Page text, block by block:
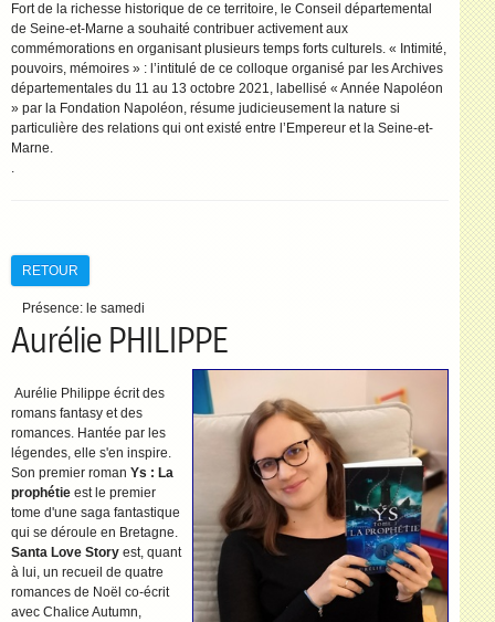
Fort de la richesse historique de ce territoire, le Conseil départemental
de Seine-et-Marne a souhaité contribuer activement aux
commémorations en organisant plusieurs temps forts culturels. « Intimité,
pouvoirs, mémoires » : l’intitulé de ce colloque organisé par les Archives
départementales du 11 au 13 octobre 2021, labellisé « Année Napoléon
» par la Fondation Napoléon, résume judicieusement la nature si
particulière des relations qui ont existé entre l’Empereur et la Seine-et-
Marne.
.
RETOUR
Présence: le samedi
Aurélie PHILIPPE
Aurélie Philippe écrit des
romans fantasy et des
romances. Hantée par les
légendes, elle s'en inspire.
Son premier roman Ys : La
prophétie est le premier
tome d'une saga fantastique
qui se déroule en Bretagne.
Santa Love Story est, quant
à lui, un recueil de quatre
romances de Noël co-écrit
avec Chalice Autumn,